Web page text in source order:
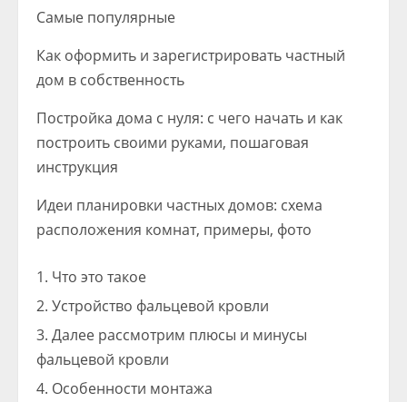
Самые популярные
Как оформить и зарегистрировать частный
дом в собственность
Постройка дома с нуля: с чего начать и как
построить своими руками, пошаговая
инструкция
Идеи планировки частных домов: схема
расположения комнат, примеры, фото
Что это такое
Устройство фальцевой кровли
Далее рассмотрим плюсы и минусы
фальцевой кровли
Особенности монтажа